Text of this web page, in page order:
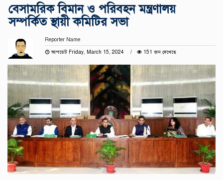
বেসামরিক বিমান ও পরিবহন মন্ত্রণালয়
সম্পর্কিত স্থায়ী কমিটির সভা
Reporter Name
আপডেট Friday, March 15, 2024
151 জন দেখেছে